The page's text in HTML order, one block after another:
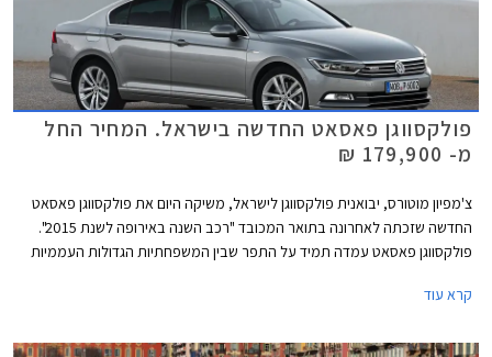
פולקסווגן פאסאט החדשה בישראל. המחיר החל
מ- 179,900 ₪
צ'מפיון מוטורס, יבואנית פולקסווגן לישראל, משיקה היום את פולקסווגן פאסאט
החדשה שזכתה לאחרונה בתואר המכובד "רכב השנה באירופה לשנת 2015".
פולקסווגן פאסאט עמדה תמיד על התפר שבין המשפחתיות הגדולות העממיות
החדש והשמיני במספר עושה צעד נוסף לכיוון המתחרות היוקרתיות ומציג עיצוב
קרא עוד